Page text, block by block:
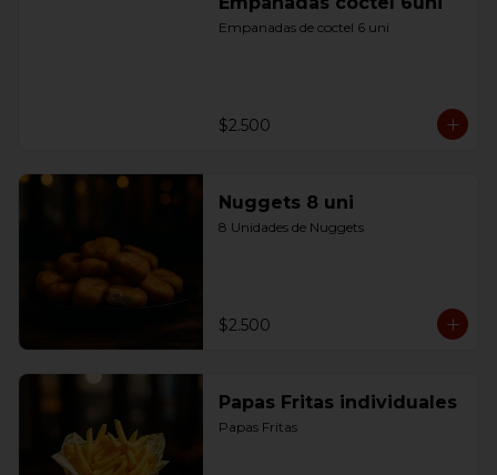
Empanadas de coctel 6 uni
$2.500
Nuggets 8 uni
8 Unidades de Nuggets
$2.500
Papas Fritas individuales
Papas Fritas